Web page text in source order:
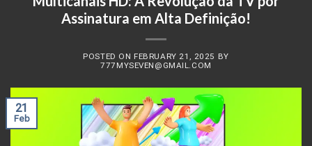
Assinatura em Alta Definição!
POSTED ON FEBRUARY 21, 2025 BY
777MYSEVEN@GMAIL.COM
21
Feb